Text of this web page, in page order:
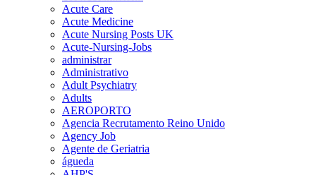
Acute Care
Acute Medicine
Acute Nursing Posts UK
Acute-Nursing-Jobs
administrar
Administrativo
Adult Psychiatry
Adults
AEROPORTO
Agencia Recrutamento Reino Unido
Agency Job
Agente de Geriatria
águeda